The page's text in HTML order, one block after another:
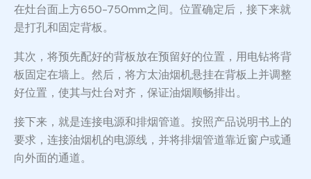
在灶台面上方650-750mm之间。位置确定后，接下来就
是打孔和固定背板。
其次，将预先配好的背板放在预留好的位置，用电钻将背
板固定在墙上。然后，将方太油烟机悬挂在背板上并调整
好位置，使其与灶台对齐，保证油烟顺畅排出。
接下来，就是连接电源和排烟管道。按照产品说明书上的
要求，连接油烟机的电源线，并将排烟管道靠近窗户或通
向外面的通道。